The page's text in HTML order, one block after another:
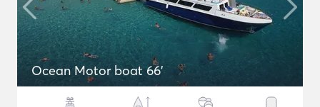
Ocean Motor boat 66'